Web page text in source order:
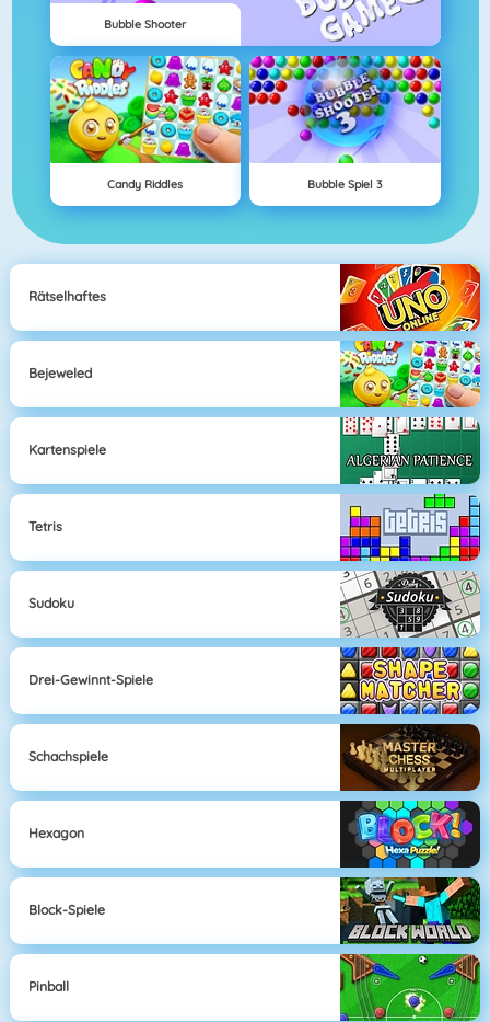
Bubble Shooter
Candy Riddles Bubble Spiel 3
Rätselhaftes
Bejeweled
Kartenspiele
Tetris
Sudoku
Drei-Gewinnt-Spiele
Schachspiele
Hexagon
Block-Spiele
Pinball